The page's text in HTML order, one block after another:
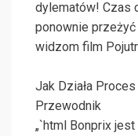
dylematów! Czas
ponownie przeżyć
widzom film
Jak Działa
Przewodnik
„`html Bonprix